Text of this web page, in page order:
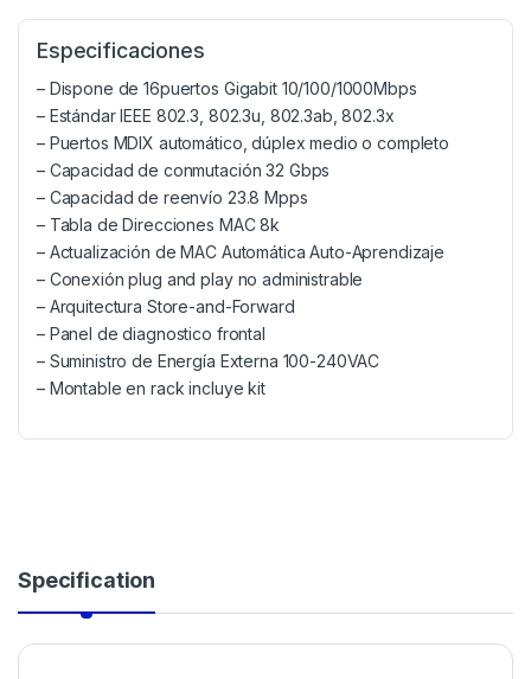
Especificaciones
– Dispone de 16puertos Gigabit 10/100/1000Mbps
– Estándar IEEE 802.3, 802.3u, 802.3ab, 802.3x
– Puertos MDIX automático, dúplex medio o completo
– Capacidad de conmutación 32 Gbps
– Capacidad de reenvío 23.8 Mpps
– Tabla de Direcciones MAC 8k
– Actualización de MAC Automática Auto-Aprendizaje
– Conexión plug and play no administrable
– Arquitectura Store-and-Forward
– Panel de diagnostico frontal
– Suministro de Energía Externa 100-240VAC
– Montable en rack incluye kit
Specification